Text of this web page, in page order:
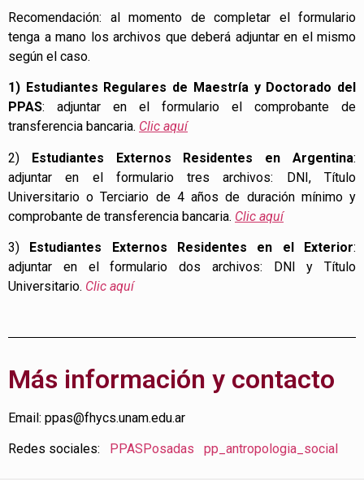
Recomendación: al momento de completar el formulario
tenga a mano los archivos que deberá adjuntar en el mismo
según el caso.
1) Estudiantes Regulares de Maestría y Doctorado del
PPAS: adjuntar en el formulario el comprobante de
transferencia bancaria. Clic aquí
2) Estudiantes Externos Residentes en Argentina:
adjuntar en el formulario tres archivos: DNI, Título
Universitario o Terciario de 4 años de duración mínimo y
comprobante de transferencia bancaria. Clic aquí
3) Estudiantes Externos Residentes en el Exterior:
adjuntar en el formulario dos archivos: DNI y Título
Universitario. Clic aquí
Más información y contacto
Email: ppas@fhycs.unam.edu.ar
Redes sociales: PPASPosadas pp_antropologia_social